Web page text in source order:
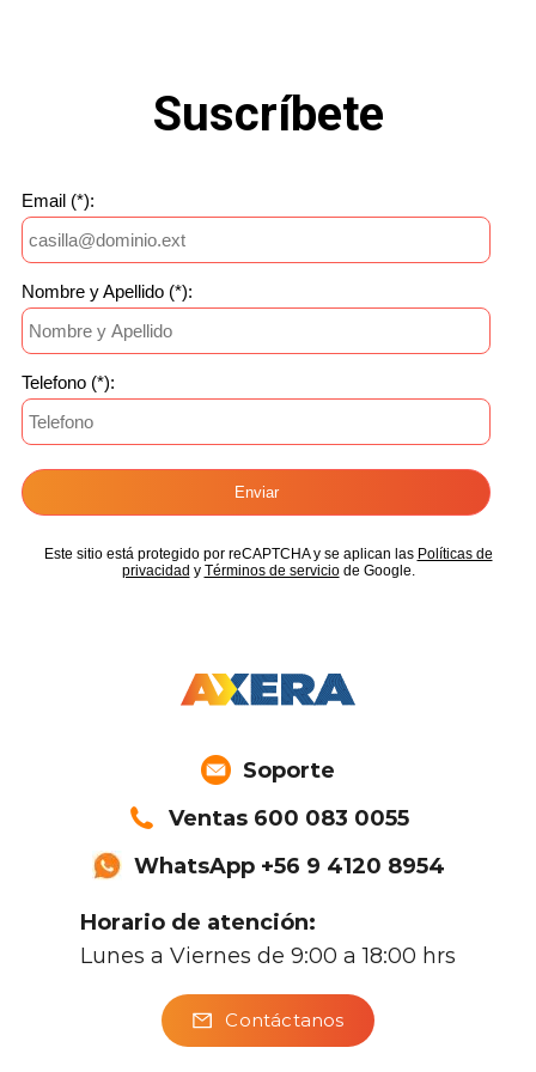
Soporte
Ventas 600 083 0055
WhatsApp +56 9 4120 8954
Horario de atención:
Lunes a Viernes de 9:00 a 18:00 hrs
Contáctanos